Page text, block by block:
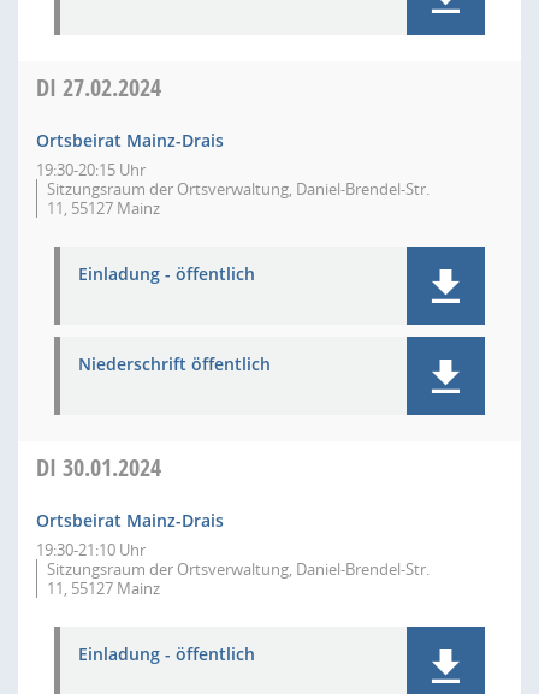
DI 27.02.2024
Ortsbeirat Mainz-Drais
19:30-20:15 Uhr
Sitzungsraum der Ortsverwaltung, Daniel-Brendel-Str.
11, 55127 Mainz
Einladung - öffentlich
Niederschrift öffentlich
DI 30.01.2024
Ortsbeirat Mainz-Drais
19:30-21:10 Uhr
Sitzungsraum der Ortsverwaltung, Daniel-Brendel-Str.
11, 55127 Mainz
Einladung - öffentlich